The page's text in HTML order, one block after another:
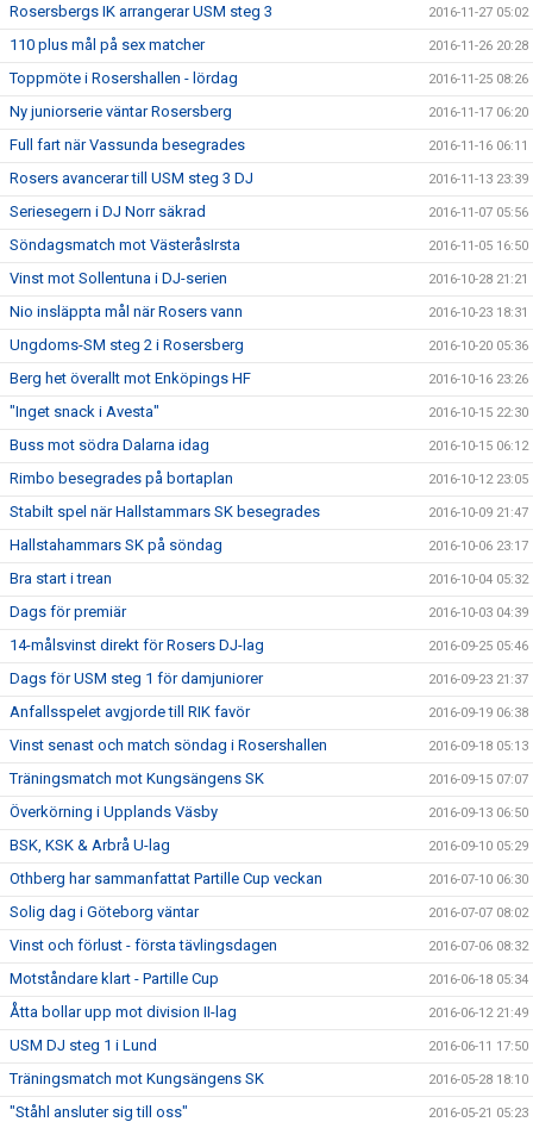
Rosersbergs IK arrangerar USM steg 3 2016-11-27 05:02
110 plus mål på sex matcher 2016-11-26 20:28
Toppmöte i Rosershallen - lördag 2016-11-25 08:26
Ny juniorserie väntar Rosersberg 2016-11-17 06:20
Full fart när Vassunda besegrades 2016-11-16 06:11
Rosers avancerar till USM steg 3 DJ 2016-11-13 23:39
Seriesegern i DJ Norr säkrad 2016-11-07 05:56
Söndagsmatch mot VästeråsIrsta 2016-11-05 16:50
Vinst mot Sollentuna i DJ-serien 2016-10-28 21:21
Nio insläppta mål när Rosers vann 2016-10-23 18:31
Ungdoms-SM steg 2 i Rosersberg 2016-10-20 05:36
Berg het överallt mot Enköpings HF 2016-10-16 23:26
"Inget snack i Avesta" 2016-10-15 22:30
Buss mot södra Dalarna idag 2016-10-15 06:12
Rimbo besegrades på bortaplan 2016-10-12 23:05
Stabilt spel när Hallstammars SK besegrades 2016-10-09 21:47
Hallstahammars SK på söndag 2016-10-06 23:17
Bra start i trean 2016-10-04 05:32
Dags för premiär 2016-10-03 04:39
14-målsvinst direkt för Rosers DJ-lag 2016-09-25 05:46
Dags för USM steg 1 för damjuniorer 2016-09-23 21:37
Anfallsspelet avgjorde till RIK favör 2016-09-19 06:38
Vinst senast och match söndag i Rosershallen 2016-09-18 05:13
Träningsmatch mot Kungsängens SK 2016-09-15 07:07
Överkörning i Upplands Väsby 2016-09-13 06:50
BSK, KSK & Arbrå U-lag 2016-09-10 05:29
Othberg har sammanfattat Partille Cup veckan 2016-07-10 06:30
Solig dag i Göteborg väntar 2016-07-07 08:02
Vinst och förlust - första tävlingsdagen 2016-07-06 08:32
Motståndare klart - Partille Cup 2016-06-18 05:34
Åtta bollar upp mot division II-lag 2016-06-12 21:49
USM DJ steg 1 i Lund 2016-06-11 17:50
Träningsmatch mot Kungsängens SK 2016-05-28 18:10
"Ståhl ansluter sig till oss" 2016-05-21 05:23